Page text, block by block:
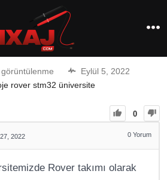
Eylül 5, 2022
rover stm32 üniversite
0
2022 0 Yorum
Rover takımı olarak